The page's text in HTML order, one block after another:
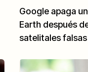
Google apaga
Earth después
satelitales